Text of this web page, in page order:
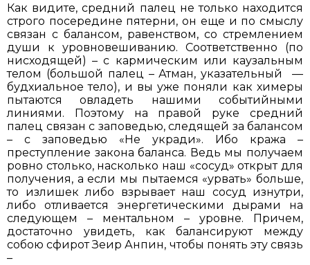
Как видите, средний палец не только находится
строго посередине пятерни, он еще и по смыслу
связан с балансом, равенством, со стремлением
души к уровновешиванию. Соответственно (по
нисходящей) – с кармическим или каузальным
телом (большой палец – Атман, указательный —
будхиальное тело), и вы уже поняли как химеры
пытаются овладеть нашими событийными
линиями. Поэтому на правой руке средний
палец связан с заповедью, следящей за балансом
– с заповедью «Не укради». Ибо кража –
преступление закона баланса. Ведь мы получаем
ровно столько, насколько наш «сосуд» открыт для
получения, а если мы пытаемся «урвать» больше,
то излишек либо взрывает наш сосуд изнутри,
либо отливается энергетическими дырами на
следующем – ментальном – уровне. Причем,
достаточно увидеть, как балансируют между
собою сфирот Зеир Анпин, чтобы понять эту связь
–